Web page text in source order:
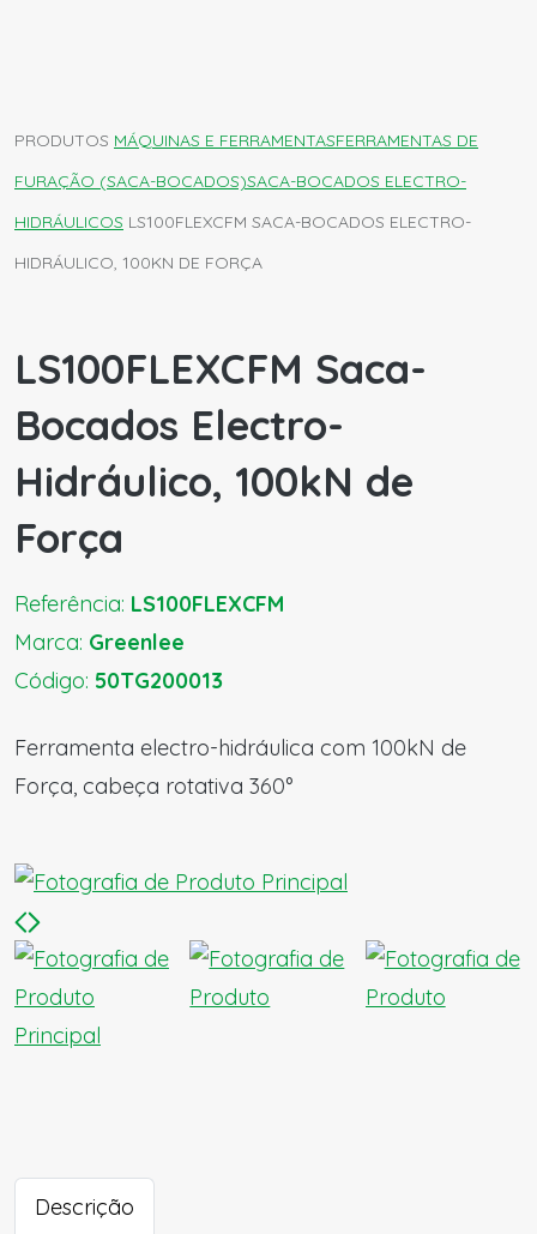
PRODUTOS MÁQUINAS E FERRAMENTASFERRAMENTAS DE
FURAÇÃO (SACA-BOCADOS)SACA-BOCADOS ELECTRO-
HIDRÁULICOS LS100FLEXCFM SACA-BOCADOS ELECTRO-
HIDRÁULICO, 100KN DE FORÇA
LS100FLEXCFM Saca-
Bocados Electro-
Hidráulico, 100kN de
Força
Referência: LS100FLEXCFM
Marca: Greenlee
Código: 50TG200013
Ferramenta electro-hidráulica com 100kN de
Força, cabeça rotativa 360°
Descrição